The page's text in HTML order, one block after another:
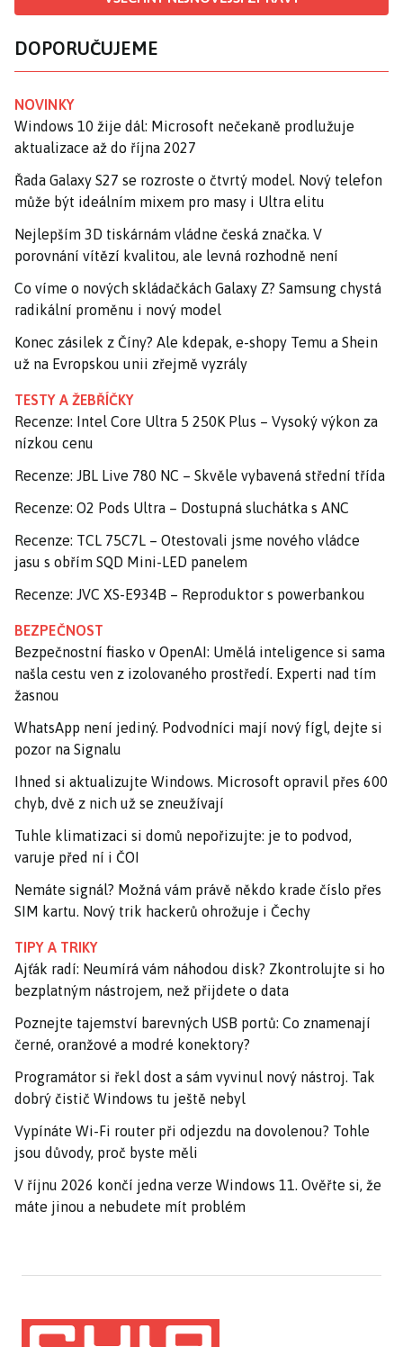
DOPORUČUJEME
NOVINKY
Windows 10 žije dál: Microsoft nečekaně prodlužuje
aktualizace až do října 2027
Řada Galaxy S27 se rozroste o čtvrtý model. Nový telefon
může být ideálním mixem pro masy i Ultra elitu
Nejlepším 3D tiskárnám vládne česká značka. V
porovnání vítězí kvalitou, ale levná rozhodně není
Co víme o nových skládačkách Galaxy Z? Samsung chystá
radikální proměnu i nový model
Konec zásilek z Číny? Ale kdepak, e-shopy Temu a Shein
už na Evropskou unii zřejmě vyzrály
TESTY A ŽEBŘÍČKY
Recenze: Intel Core Ultra 5 250K Plus – Vysoký výkon za
nízkou cenu
Recenze: JBL Live 780 NC – Skvěle vybavená střední třída
Recenze: O2 Pods Ultra – Dostupná sluchátka s ANC
Recenze: TCL 75C7L – Otestovali jsme nového vládce
jasu s obřím SQD Mini-LED panelem
Recenze: JVC XS-E934B – Reproduktor s powerbankou
BEZPEČNOST
Bezpečnostní fiasko v OpenAI: Umělá inteligence si sama
našla cestu ven z izolovaného prostředí. Experti nad tím
žasnou
WhatsApp není jediný. Podvodníci mají nový fígl, dejte si
pozor na Signalu
Ihned si aktualizujte Windows. Microsoft opravil přes 600
chyb, dvě z nich už se zneužívají
Tuhle klimatizaci si domů nepořizujte: je to podvod,
varuje před ní i ČOI
Nemáte signál? Možná vám právě někdo krade číslo přes
SIM kartu. Nový trik hackerů ohrožuje i Čechy
TIPY A TRIKY
Ajťák radí: Neumírá vám náhodou disk? Zkontrolujte si ho
bezplatným nástrojem, než přijdete o data
Poznejte tajemství barevných USB portů: Co znamenají
černé, oranžové a modré konektory?
Programátor si řekl dost a sám vyvinul nový nástroj. Tak
dobrý čistič Windows tu ještě nebyl
Vypínáte Wi-Fi router při odjezdu na dovolenou? Tohle
jsou důvody, proč byste měli
V říjnu 2026 končí jedna verze Windows 11. Ověřte si, že
máte jinou a nebudete mít problém